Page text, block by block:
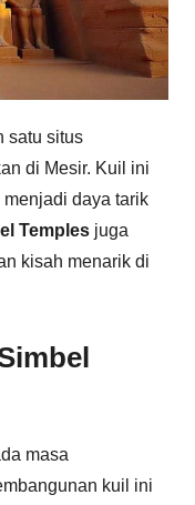
satu situs
di Mesir. Kuil ini
daya tarik
Temples juga
kisah menarik di
masa
kuil ini